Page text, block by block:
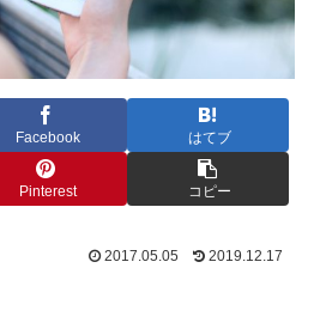
Facebook はてブ
Pinterest コピー
2017.05.05 2019.12.17